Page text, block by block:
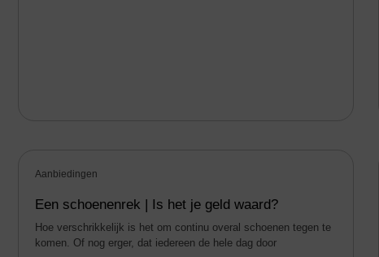
Aanbiedingen
Een schoenenrek | Is het je geld waard?
Hoe verschrikkelijk is het om continu overal schoenen tegen te
komen. Of nog erger, dat iedereen de hele dag door